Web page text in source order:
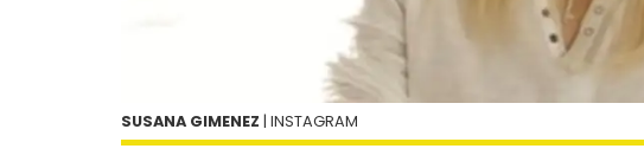
SUSANA GIMENEZ | INSTAGRAM